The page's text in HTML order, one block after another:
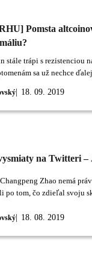
Pomsta
18. 09. 2019
stále trápi s rezistenciou
sa už nechce
na Twitteri –
18. 08. 2019
Zhao nemá
po tom, čo zdieľal svoju